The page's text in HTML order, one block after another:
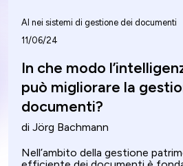
AI nei sistemi di gestione dei documenti
11/06/24
In che modo
può migliorare la
documenti?
di Jörg Bachmann
Nell’ambito della gestione